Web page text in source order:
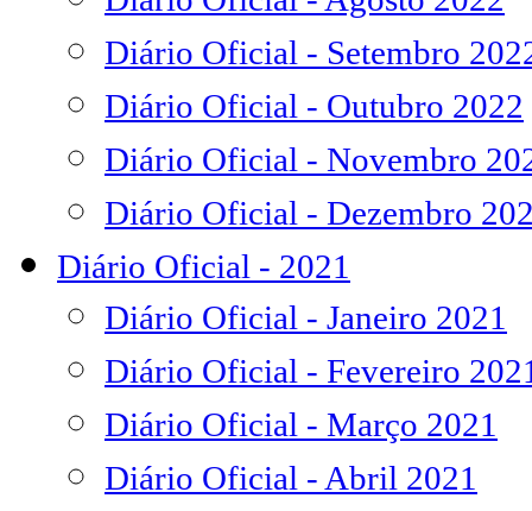
Diário Oficial - Setembro
Diário Oficial - Outubro 2022
Diário Oficial - Novembro
Diário Oficial - Dezembro
Diário Oficial - 2021
Diário Oficial - Janeiro 2021
Diário Oficial - Fevereiro
Diário Oficial - Março 2021
Diário Oficial - Abril 2021